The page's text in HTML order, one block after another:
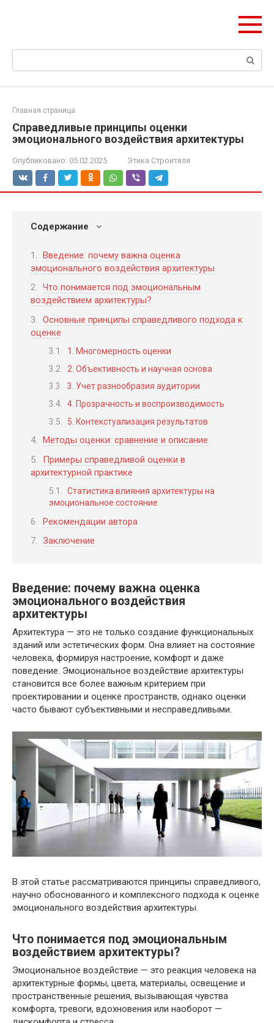
Поиск:
Главная страница
Справедливые принципы оценки
эмоционального воздействия архитектуры
Опубликовано: 05.02.2025 Этика Строителя
Содержание
Введение: почему важна оценка
эмоционального воздействия архитектуры
Что понимается под эмоциональным
воздействием архитектуры?
Основные принципы справедливого подхода к
оценке
1. Многомерность оценки
2. Объективность и научная основа
3. Учет разнообразия аудитории
4. Прозрачность и воспроизводимость
5. Контекстуализация результатов
Методы оценки: сравнение и описание
Примеры справедливой оценки в
архитектурной практике
Статистика влияния архитектуры на
эмоциональное состояние
Рекомендации автора
Заключение
Введение: почему важна оценка
эмоционального воздействия
архитектуры
Архитектура — это не только создание функциональных
зданий или эстетических форм. Она влияет на состояние
человека, формируя настроение, комфорт и даже
поведение. Эмоциональное воздействие архитектуры
становится все более важным критерием при
проектировании и оценке пространств, однако оценки
часто бывают субъективными и несправедливыми.
В этой статье рассматриваются принципы справедливого,
научно обоснованного и комплексного подхода к оценке
эмоционального воздействия архитектуры.
Что понимается под эмоциональным
воздействием архитектуры?
Эмоциональное воздействие — это реакция человека на
архитектурные формы, цвета, материалы, освещение и
пространственные решения, вызывающая чувства
комфорта, тревоги, вдохновения или наоборот —